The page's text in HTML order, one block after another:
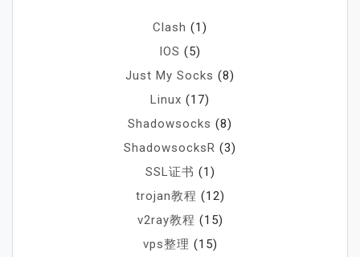
Clash (1)
IOS (5)
Just My Socks (8)
Linux (17)
Shadowsocks (8)
ShadowsocksR (3)
SSL证书 (1)
trojan教程 (12)
v2ray教程 (15)
vps整理 (15)